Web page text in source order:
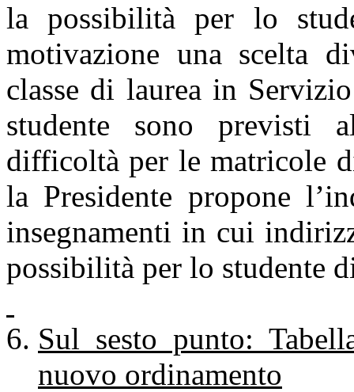
la possibilità per lo
motivazione una scelta
classe di laurea in
studente sono previsti
difficoltà per le matricole
la Presidente propone
insegnamenti in cui
possibilità per lo studente
Sul sesto punto:
nuovo ordinamento